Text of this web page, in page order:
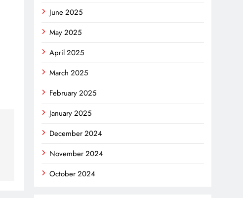
June 2025
May 2025
April 2025
March 2025
February 2025
January 2025
December 2024
November 2024
October 2024